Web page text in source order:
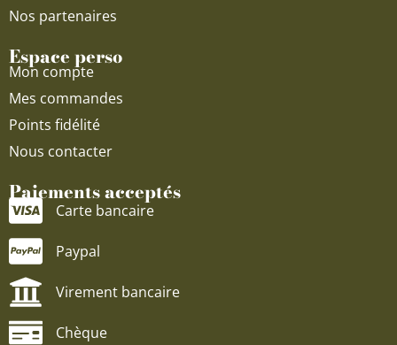
Nos partenaires
Espace perso
Mon compte
Mes commandes
Points fidélité
Nous contacter
Paiements acceptés
Carte bancaire
Paypal
Virement bancaire
Chèque